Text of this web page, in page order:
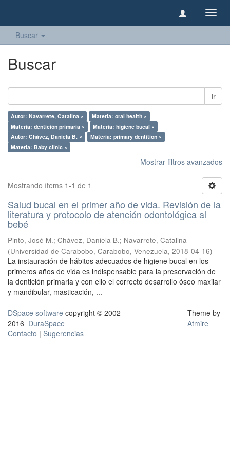
Buscar
Buscar
Ir
Autor: Navarrete, Catalina ×
Materia: oral health ×
Materia: dentición primaria ×
Materia: higiene bucal ×
Autor: Chávez, Daniela B. ×
Materia: primary dentition ×
Materia: Baby clinic ×
Mostrar filtros avanzados
Mostrando ítems 1-1 de 1
Salud bucal en el primer año de vida. Revisión de la
literatura y protocolo de atención odontológica al
bebé
Pinto, José M.; Chávez, Daniela B.; Navarrete, Catalina
(Universidad de Carabobo, Carabobo, Venezuela, 2018-04-16)
La instauración de hábitos adecuados de higiene bucal en los
primeros años de vida es indispensable para la preservación de
la dentición primaria y con ello el correcto desarrollo óseo maxilar
y mandibular, masticación, ...
DSpace software copyright © 2002-
2016 DuraSpace
Contacto | Sugerencias
Theme by
Atmire